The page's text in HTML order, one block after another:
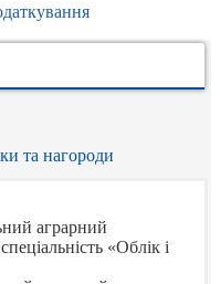
та нагороди
аграрний
«Облік і